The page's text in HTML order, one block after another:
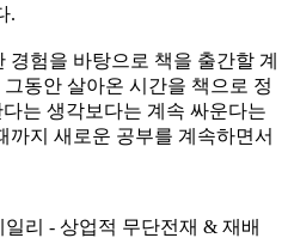
.
경험을 바탕으로 책을 출간할 계
동안 살아온 시간을 책으로 정
는 생각보다는 계속 싸운다는
까지 새로운 공부를 계속하면서
리 - 상업적 무단전재 & 재배